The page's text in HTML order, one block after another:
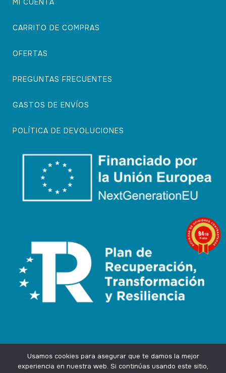
MI CUENTA
CARRITO DE COMPRAS
OFERTAS
PREGUNTAS FRECUENTES
GASTOS DE ENVÍOS
POLÍTICA DE DEVOLUCIONES
Usamos cookies para asegurar que te damos la mejor
experiencia en nuestra web. Si continúas usando este sitio,
9.4/10
74 notas